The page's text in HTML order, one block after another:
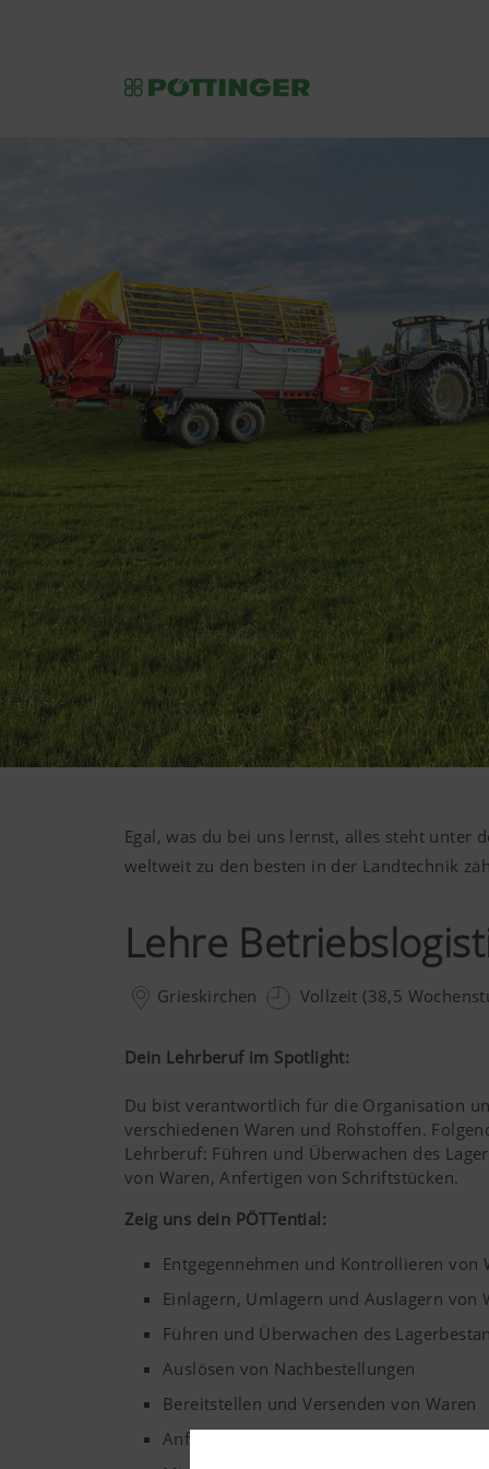
Egal, was du bei uns lernst, alles steht unter
weltweit zu den besten in der Landtechnik
Lehre
Grieskirchen Vollzeit (38,5
Dein Lehrberuf im Spotlight:
Du bist verantwortlich für die Organisation
verschiedenen Waren und Rohstoffen.
Lehrberuf: Führen und Überwachen des
von Waren, Anfertigen von Schriftstücken.
Zeig uns dein PÖTTential:
Entgegennehmen und Kontrollieren von
Einlagern, Umlagern und Auslagern von
Führen und Überwachen des
Auslösen von Nachbestellungen
Bereitstellen und Versenden von Waren
Anfertigen von Schriftstücken